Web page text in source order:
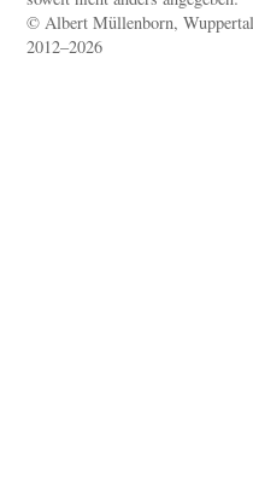
© Albert Müllenborn, Wuppertal
2012–2026